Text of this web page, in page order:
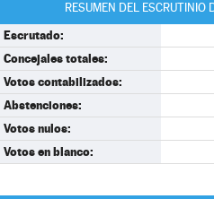
RESUMEN DEL ESCRUTINIO
Escrutado:
Concejales totales:
Votos contabilizados:
Abstenciones:
Votos nulos:
Votos en blanco: